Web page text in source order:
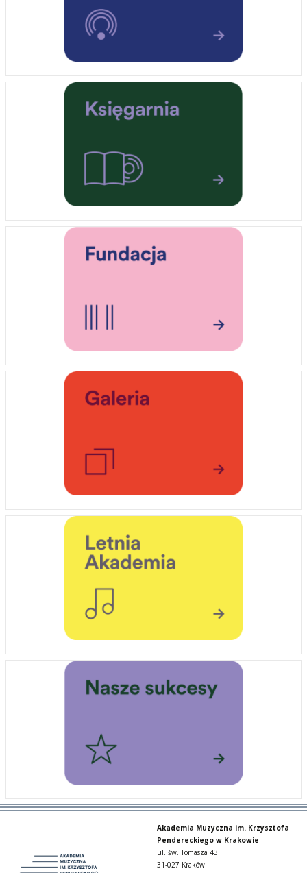
Akademia Muzyczna im. Krzysztofa
Pendereckiego w Krakowie
ul. św. Tomasza 43
31-027 Kraków